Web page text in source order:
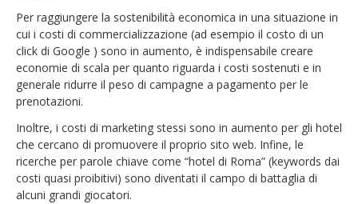
Per raggiungere la sostenibilità economica in una situazione in
cui i costi di commercializzazione (ad esempio il costo di un
click di Google ) sono in aumento, è indispensabile creare
economie di scala per quanto riguarda i costi sostenuti e in
generale ridurre il peso di campagne a pagamento per le
prenotazioni.
Inoltre, i costi di marketing stessi sono in aumento per gli hotel
che cercano di promuovere il proprio sito web. Infine, le
ricerche per parole chiave come “hotel di Roma” (keywords dai
costi quasi proibitivi) sono diventati il campo di battaglia di
alcuni grandi giocatori.